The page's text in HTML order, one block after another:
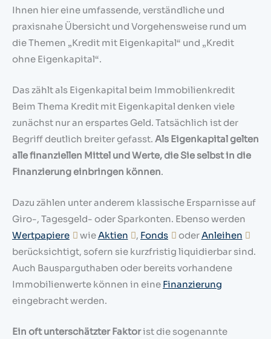
Ihnen hier eine umfassende, verständliche und
praxisnahe Übersicht und Vorgehensweise rund um
die Themen „Kredit mit Eigenkapital“ und „Kredit
ohne Eigenkapital“.
Das zählt als Eigenkapital beim Immobilienkredit
Beim Thema Kredit mit Eigenkapital denken viele
zunächst nur an erspartes Geld. Tatsächlich ist der
Begriff deutlich breiter gefasst. Als Eigenkapital gelten
alle finanziellen Mittel und Werte, die Sie selbst in die
Finanzierung einbringen können.
Dazu zählen unter anderem klassische Ersparnisse auf
Giro-, Tagesgeld- oder Sparkonten. Ebenso werden
Wertpapiere
wie Aktien , Fonds oder Anleihen
berücksichtigt, sofern sie kurzfristig liquidierbar sind.
Auch Bausparguthaben oder bereits vorhandene
Immobilienwerte können in eine Finanzierung
eingebracht werden.
Ein oft unterschätzter Faktorist die sogenannte